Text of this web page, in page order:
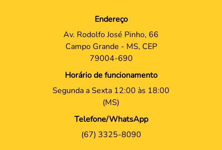
Endereço
Av. Rodolfo José Pinho, 66
Campo Grande - MS, CEP
79004-690
Horário de funcionamento
Segunda a Sexta 12:00 às 18:00
(MS)
Telefone/WhatsApp
(67) 3325-8090